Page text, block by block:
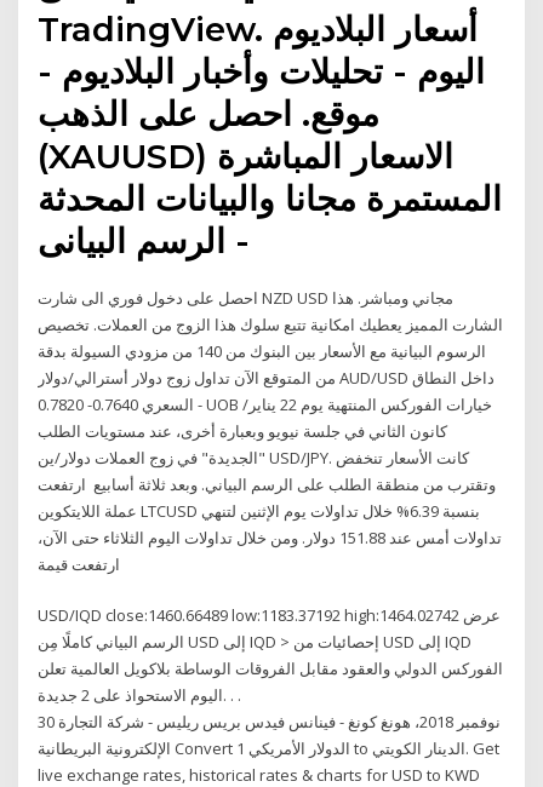
TradingView. أسعار البلاديوم
اليوم - تحليلات وأخبار البلاديوم -
موقع. احصل على الذهب
(XAUUSD) الاسعار المباشرة
المستمرة مجانا والبيانات المحدثة
- الرسم البيانى
احصل على دخول فوري الى شارت NZD USD مجاني ومباشر. هذا
الشارت المميز يعطيك امكانية تتبع سلوك هذا الزوج من العملات. تخصيص
الرسوم البيانية مع الأسعار بين البنوك من 140 من مزودي السيولة بدقة
من المتوقع الآن تداول زوج دولار أسترالي/دولار AUD/USD داخل النطاق
السعري 0.7640- 0.7820 - UOB خيارات الفوركس المنتهية يوم 22 يناير/
كانون الثاني في جلسة نيويو وبعبارة أخرى، عند مستويات الطلب
"الجديدة" في زوج العملات دولار/ين USD/JPY. كانت الأسعار تنخفض
وتقترب من منطقة الطلب على الرسم البياني. وبعد ثلاثة أسابيع ارتفعت
عملة اللايتكوين LTCUSD بنسبة 6.39% خلال تداولات يوم الإثنين لتنهي
تداولات أمس عند 151.88 دولار. ومن خلال تداولات اليوم الثلاثاء حتى الآن،
USD/IQD close:1460.66489 low:1183.37192 high:1464.02742 عرض
الرسم البياني كاملًا مِن USD إلى IQD > إحصائيات من USD إلى IQD
الفوركس الدولي والعقود مقابل الفروقات الوساطة بلاكويل العالمية تعلن
اليوم الاستحواذ على 2 جديدة. . .
30 نوفمبر 2018، هونغ كونغ - فينانس فيدس بريس ريليس - شركة التجارة
الإلكترونية البريطانية Convert 1 الدولار الأمريكي to الدينار الكويتي. Get
live exchange rates, historical rates & charts for USD to KWD